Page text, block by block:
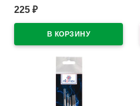
Лучшие друзья (Best Friends)
225 ₽